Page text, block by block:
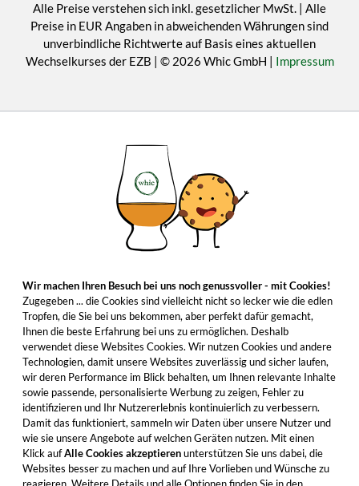
Alle Preise verstehen sich inkl. gesetzlicher MwSt. | Alle
Preise in EUR Angaben in abweichenden Währungen sind
unverbindliche Richtwerte auf Basis eines aktuellen
Wechselkurses der EZB | © 2026 Whic GmbH | Impressum
Wir machen Ihren Besuch bei uns noch genussvoller - mit Cookies!
Zugegeben ... die Cookies sind vielleicht nicht so lecker wie die edlen
Tropfen, die Sie bei uns bekommen, aber perfekt dafür gemacht,
Ihnen die beste Erfahrung bei uns zu ermöglichen. Deshalb
verwendet diese Websites Cookies. Wir nutzen Cookies und andere
Technologien, damit unsere Websites zuverlässig und sicher laufen,
wir deren Performance im Blick behalten, um Ihnen relevante Inhalte
sowie passende, personalisierte Werbung zu zeigen, Fehler zu
identifizieren und Ihr Nutzererlebnis kontinuierlich zu verbessern.
Damit das funktioniert, sammeln wir Daten über unsere Nutzer und
wie sie unsere Angebote auf welchen Geräten nutzen. Mit einen
Klick aufAlle Cookies akzeptierenunterstützen Sie uns dabei, die
Websites besser zu machen und auf Ihre Vorlieben und Wünsche zu